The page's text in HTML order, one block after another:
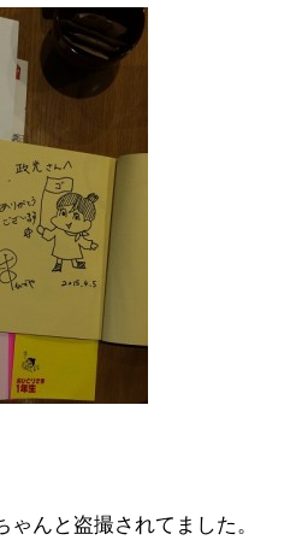
んと盗撮されてました。